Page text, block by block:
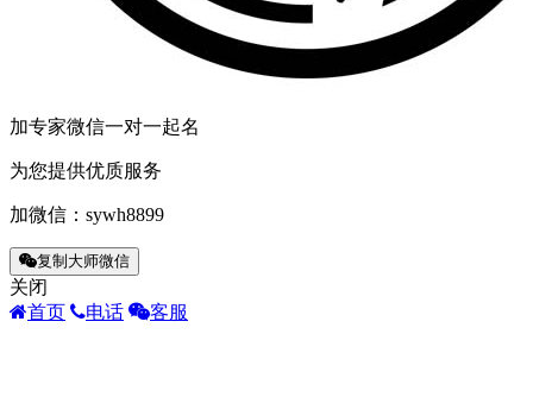
加专家微信一对一起名
为您提供优质服务
加微信： sywh8899
复制大师微信
关闭
首页
电话 客服